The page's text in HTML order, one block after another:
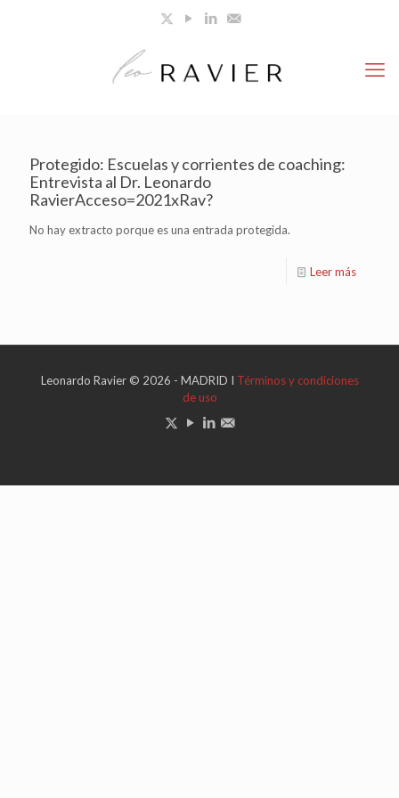
Protegido: Escuelas y corrientes de coaching:
Entrevista al Dr. Leonardo
RavierAcceso=2021xRav?
No hay extracto porque es una entrada protegida.
Leer más
Leonardo Ravier © 2026 - MADRID I Términos y condiciones
de uso